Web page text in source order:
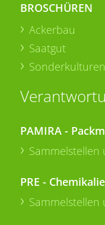
BROSCHÜREN
Ackerbau
Saatgut
Sonderkulturen
PAMIRA -
Sammelstellen
PRE -
Sammelstellen